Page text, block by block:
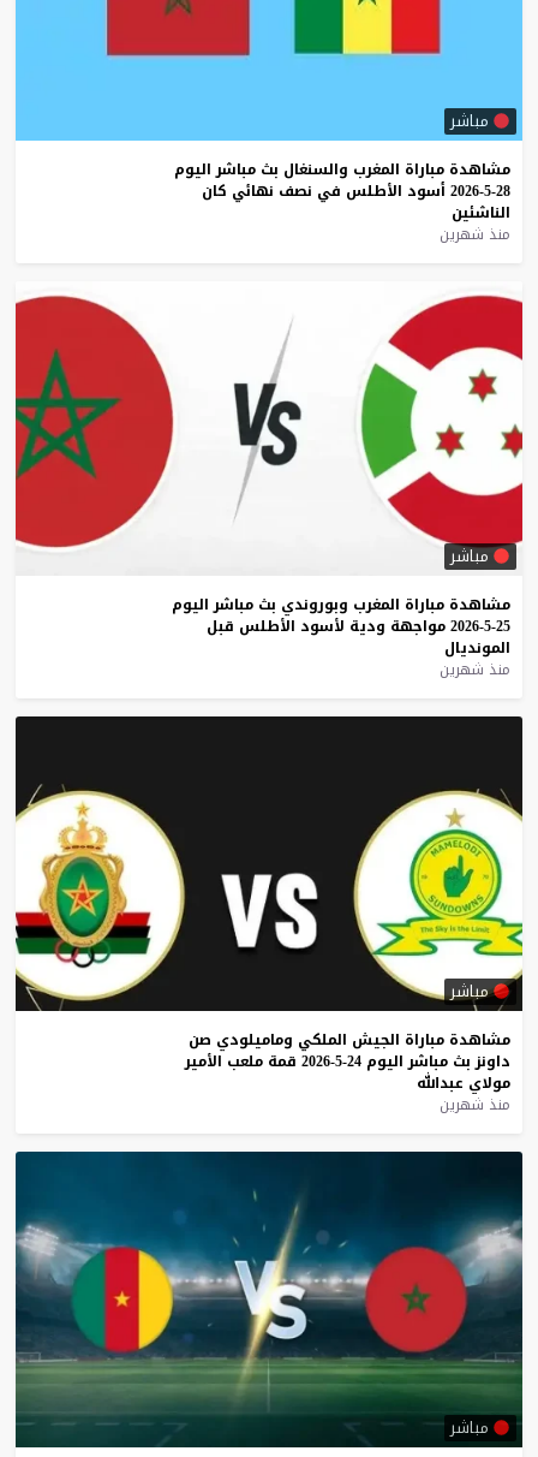
مباشر
مشاهدة مباراة المغرب والسنغال بث مباشر اليوم
28-5-2026
أسود الأطلس في نصف نهائي كان
الناشئين
منذ شهرين
مباشر
مشاهدة مباراة المغرب وبوروندي بث مباشر اليوم
25-5-2026
مواجهة ودية لأسود الأطلس قبل
المونديال
منذ شهرين
مباشر
مشاهدة مباراة الجيش الملكي وماميلودي صن
داونز بث مباشر اليوم 24-5-2026 قمة ملعب الأمير
مولاي عبدالله
منذ شهرين
مباشر